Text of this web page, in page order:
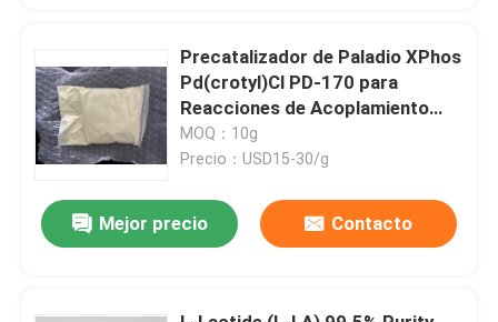
Precatalizador de Paladio XPhos
Pd(crotyl)Cl PD-170 para
Reacciones de Acoplamiento
Cruzado Estable al Aire y Soluble
en Disolventes Orgánicos
MOQ：10g
Precio：USD15-30/g
Mejor precio Contacto